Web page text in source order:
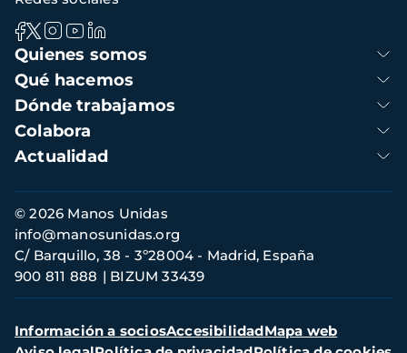
Navegación
principal
Quienes somos
Qué hacemos
Dónde trabajamos
Colabora
Actualidad
Información
de
contacto
© 2026 Manos Unidas
C/ Barquillo, 38 - 3º28004 - Madrid, España
900 811 888
BIZUM 33439
info@manosunidas.org
Menú
secundario
Información a sociosAccesibilidadMapa web